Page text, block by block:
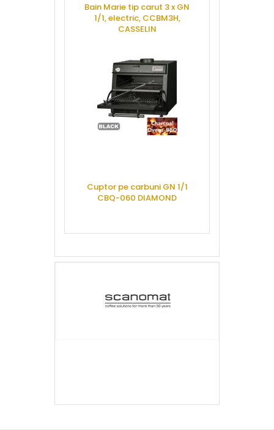
Bain Marie tip carut 3 x GN
1/1, electric, CCBM3H,
CASSELIN
Cuptor pe carbuni GN 1/1
CBQ-060 DIAMOND